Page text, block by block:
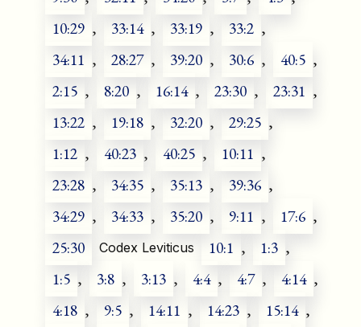
10:29 , 33:14 , 33:19 , 33:2 ,
34:11 , 28:27 , 39:20 , 30:6 , 40:5 ,
2:15 , 8:20 , 16:14 , 23:30 , 23:31 ,
13:22 , 19:18 , 32:20 , 29:25 ,
1:12 , 40:23 , 40:25 , 10:11 ,
23:28 , 34:35 , 35:13 , 39:36 ,
34:29 , 34:33 , 35:20 , 9:11 , 17:6 ,
25:30
Codex Leviticus 10:1 , 1:3 ,
1:5 , 3:8 , 3:13 , 4:4 , 4:7 , 4:14 ,
4:18 , 9:5 , 14:11 , 14:23 , 15:14 ,